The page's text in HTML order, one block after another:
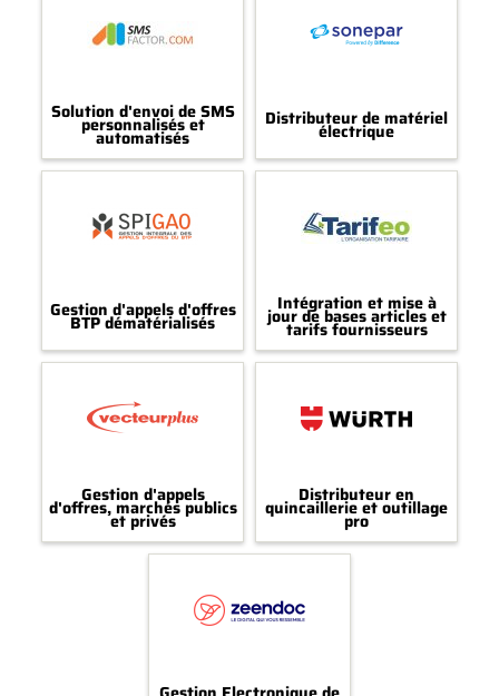
Solution d'envoi de SMS
personnalisés et
automatisés
Distributeur de matériel
électrique
Gestion d'appels d'offres
BTP dématérialisés
Intégration et mise à
jour de bases articles et
tarifs fournisseurs
Gestion d'appels
d'offres, marchés publics
et privés
Distributeur en
quincaillerie et outillage
pro